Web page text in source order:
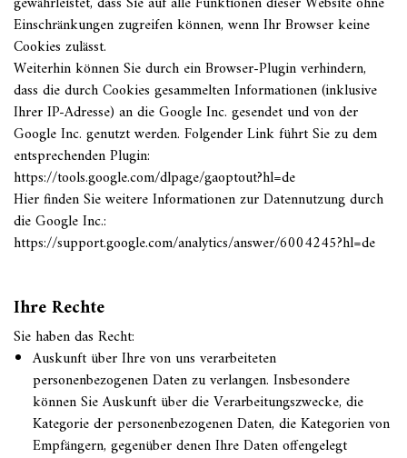
Einschränkungen zugreifen können, wenn Ihr Browser keine
Cookies zulässt.
Weiterhin können Sie durch ein Browser-Plugin verhindern,
dass die durch Cookies gesammelten Informationen (inklusive
Ihrer IP-Adresse) an die Google Inc. gesendet und von der
Google Inc. genutzt werden. Folgender Link führt Sie zu dem
entsprechenden Plugin:
https://tools.google.com/dlpage/gaoptout?hl=de
Hier finden Sie weitere Informationen zur Datennutzung durch
die Google Inc.:
https://support.google.com/analytics/answer/6004245?hl=de
Ihre Rechte
Sie haben das Recht:
Auskunft über Ihre von uns verarbeiteten
personenbezogenen Daten zu verlangen. Insbesondere
können Sie Auskunft über die Verarbeitungszwecke, die
Kategorie der personenbezogenen Daten, die Kategorien von
Empfängern, gegenüber denen Ihre Daten offengelegt